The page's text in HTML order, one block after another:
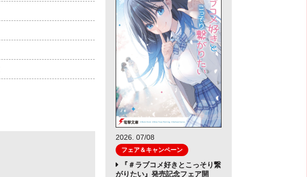
2026. 07/08
フェア＆キャンペーン
『＃ラブコメ好きとこっそり繋
がりたい』発売記念フェア開